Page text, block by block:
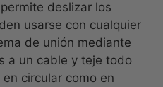
deslizar los
usarse con cualquier
de unión mediante
a un cable y teje todo
circular como en